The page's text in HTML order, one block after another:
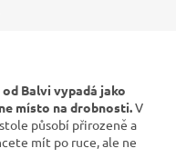
Balvi vypadá jako
místo na drobnosti.V
působí přirozeně a
mít po ruce, ale ne